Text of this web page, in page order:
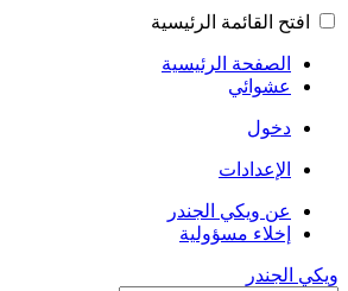
افتح القائمة الرئيسية
الصفحة الرئيسية
عشوائي
دخول
الإعدادات
عن ويكي الجندر
إخلاء مسؤولية
ويكي الجندر